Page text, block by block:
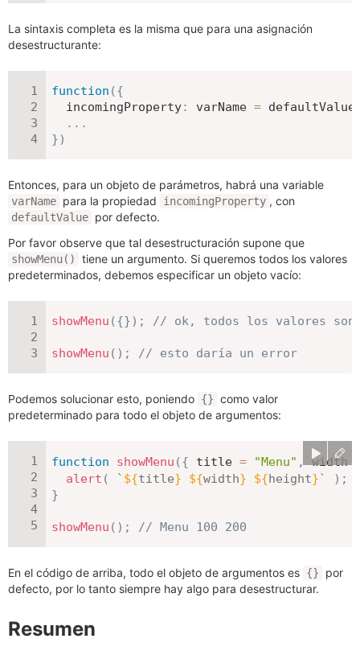
La sintaxis completa es la misma que para una asignación
desestructurante:
function ({
incomingProperty: varName =
...
})
Entonces, para un objeto de parámetros, habrá una variable
varName para la propiedad incomingProperty , con
defaultValue por defecto.
Por favor observe que tal desestructuración supone que
showMenu()
tiene un argumento. Si queremos todos los valores
predeterminados, debemos especificar un objeto vacío:
showMenu ({}) ; // ok, todos los valores son
showMenu ( ) ; // esto daría un error
Podemos solucionar esto, poniendo {} como valor
predeterminado para todo el objeto de argumentos:
function showMenu ({ title = "Menu" , width
alert ( ` ${title} ${width} ${height}` ) ;
}
showMenu ( ) ; // Menu 100 200
En el código de arriba, todo el objeto de argumentos es {}
por
defecto, por lo tanto siempre hay algo para desestructurar.
Resumen